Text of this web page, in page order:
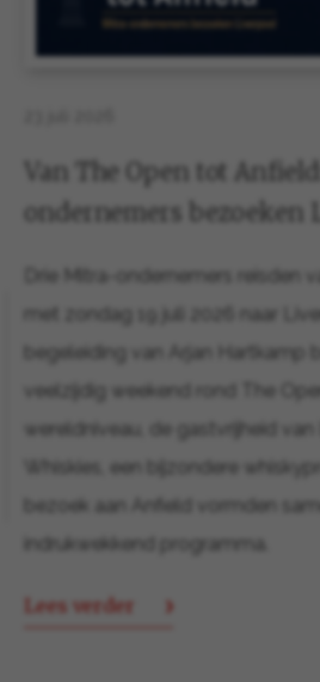
Van The Open tot
ondernemers bezoeken
Drie Mitra-ondernemers reisden
met zondag 19 juli 2026 naar
begeleiding van Arjan Hartkamp
veelzijdig weekend rond The
wereldniveau, de gastvrijheid van
Whiskies, een bijzondere
bezoek aan Anfield vormden
indrukwekkend programma.
Lees verder